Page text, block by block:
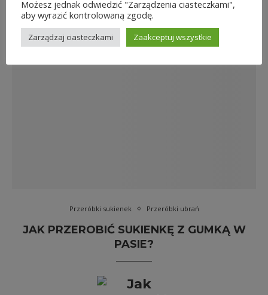
Przeróbki sukienek Przeróbki ubrań
JAK PRZEROBIĆ SUKIENKĘ Z GUMKĄ W
PASIE?
Możesz jednak odwiedzić "Zarządzenia ciasteczkami",
aby wyrazić kontrolowaną zgodę.
Zarządzaj ciasteczkami Zaakceptuj wszystkie